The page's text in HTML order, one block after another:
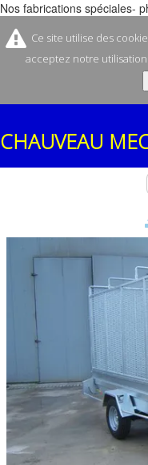
Nos fabrications spéciales-
Ce site utilise des
acceptez notre
CHAUVEAU
CONTACT
NOS REMORQUES
NOS FABRICATIONS ▼
0